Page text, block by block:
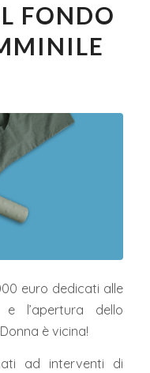
FONDO
euro dedicati alle
l’apertura dello
è vicina!
ad interventi di